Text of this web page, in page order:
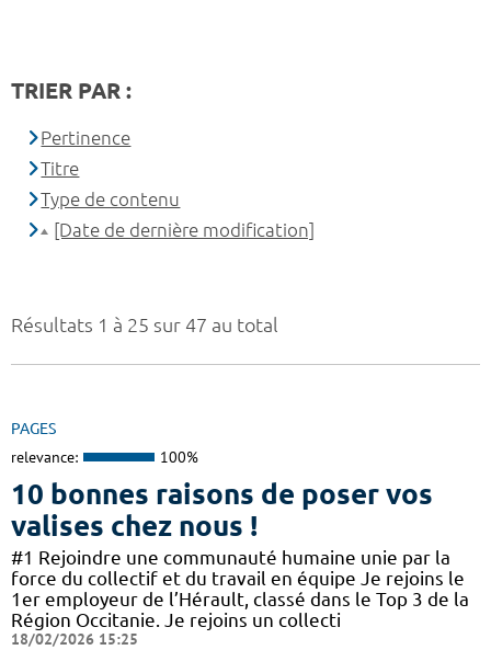
Résultats 1 à 25 sur 47 au total
PAGES
relevance: 100%
10 bonnes raisons de poser vos
valises chez nous !
#1 Rejoindre une communauté humaine unie par la
force du collectif et du travail en équipe Je rejoins le
1er employeur de l’Hérault, classé dans le Top 3 de la
Région Occitanie. Je rejoins un collecti
18/02/2026 15:25
TRIER PAR :
Pertinence
Titre
Type de contenu
[Date de dernière modification]